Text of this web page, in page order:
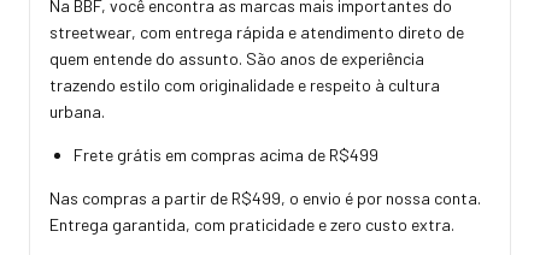
Na BBF, você encontra as marcas mais importantes do
streetwear, com entrega rápida e atendimento direto de
quem entende do assunto. São anos de experiência
trazendo estilo com originalidade e respeito à cultura
urbana.
Frete grátis em compras acima de R$499
Nas compras a partir de R$499, o envio é por nossa conta.
Entrega garantida, com praticidade e zero custo extra.